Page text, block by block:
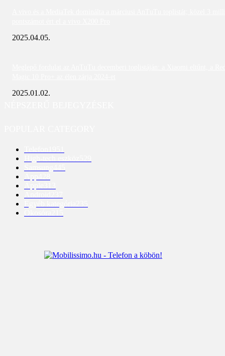
2025.04.05.
2025.01.02.